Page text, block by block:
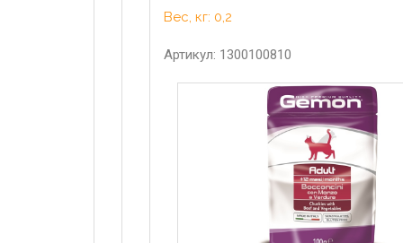
Вес, кг: 0,2
Артикул: 1300100810